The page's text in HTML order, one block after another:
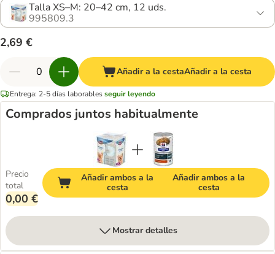
Talla XS–M: 20–42 cm, 12 uds.
995809.3
2,69 €
Añadir a la cestaAñadir a la cesta
Entrega: 2-5 días laborablesseguir leyendo
Comprados juntos habitualmente
Precio
total
0,00 €
Añadir ambos a la
cesta
Añadir ambos a la
cesta
Mostrar detalles